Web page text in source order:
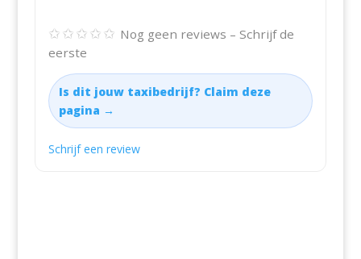
✩✩✩✩✩ Nog geen reviews – Schrijf de
eerste
Is dit jouw taxibedrijf? Claim deze
pagina →
Schrijf een review